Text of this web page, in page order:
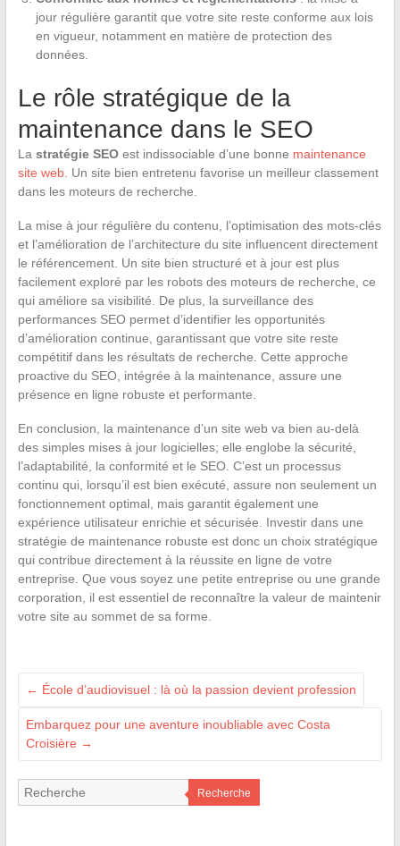
jour régulière garantit que votre site reste conforme aux lois
en vigueur, notamment en matière de protection des
données.
Le rôle stratégique de la
maintenance dans le SEO
La stratégie SEOest indissociable d’une bonne maintenance
site web. Un site bien entretenu favorise un meilleur classement
dans les moteurs de recherche.
La mise à jour régulière du contenu, l’optimisation des mots-clés
et l’amélioration de l’architecture du site influencent directement
le référencement. Un site bien structuré et à jour est plus
facilement exploré par les robots des moteurs de recherche, ce
qui améliore sa visibilité. De plus, la surveillance des
performances SEO permet d’identifier les opportunités
d’amélioration continue, garantissant que votre site reste
compétitif dans les résultats de recherche. Cette approche
proactive du SEO, intégrée à la maintenance, assure une
présence en ligne robuste et performante.
En conclusion, la maintenance d’un site web va bien au-delà
des simples mises à jour logicielles; elle englobe la sécurité,
l’adaptabilité, la conformité et le SEO. C’est un processus
continu qui, lorsqu’il est bien exécuté, assure non seulement un
fonctionnement optimal, mais garantit également une
expérience utilisateur enrichie et sécurisée. Investir dans une
stratégie de maintenance robuste est donc un choix stratégique
qui contribue directement à la réussite en ligne de votre
entreprise. Que vous soyez une petite entreprise ou une grande
corporation, il est essentiel de reconnaître la valeur de maintenir
votre site au sommet de sa forme.
← École d’audiovisuel : là où la passion devient profession
Embarquez pour une aventure inoubliable avec Costa
Croisière →
Recherche